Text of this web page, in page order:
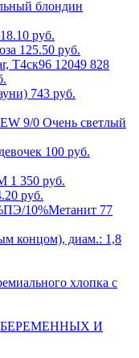
руб.
125.50 руб.
828
743 руб.
100 руб.
1 350 руб.
руб.
77